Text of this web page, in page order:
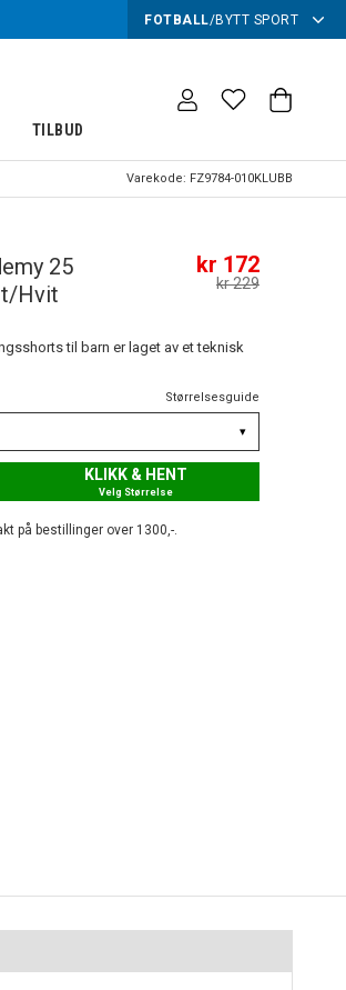
FOTBALL/BYTT SPORT
TILBUD
Varekode: FZ9784-010KLUBB
25
Hvit
kr 172
kr 229
til barn er laget av et teknisk
Størrelsesguide
▾
KLIKK & HENT
Velg Størrelse
på bestillinger over 1300,-.